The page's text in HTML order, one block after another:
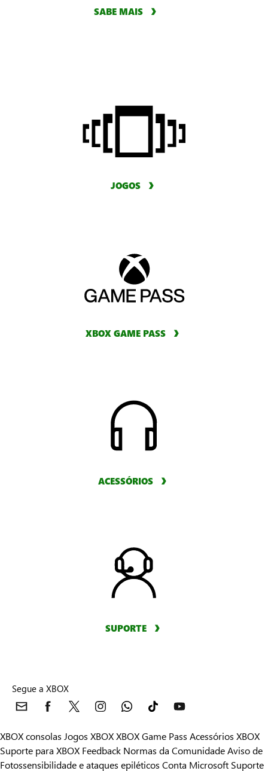
SABE MAIS
JOGOS
XBOX GAME PASS
ACESSÓRIOS
SUPORTE
Segue a XBOX
XBOX consolas Jogos XBOXXBOX Game Pass Acessórios XBOX
Suporte para XBOX Feedback Normas da ComunidadeAviso de
Fotossensibilidade e ataques epiléticos Conta Microsoft Suporte